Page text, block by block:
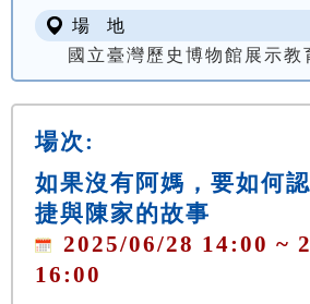
場 地
國立臺灣歷史博物館展示教
場次:
如果沒有阿媽，要如何
捷與陳家的故事
2025/06/28 14:00 ~
16:00